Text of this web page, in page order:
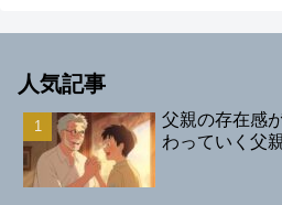
人気記事
父親の存在感
わっていく父